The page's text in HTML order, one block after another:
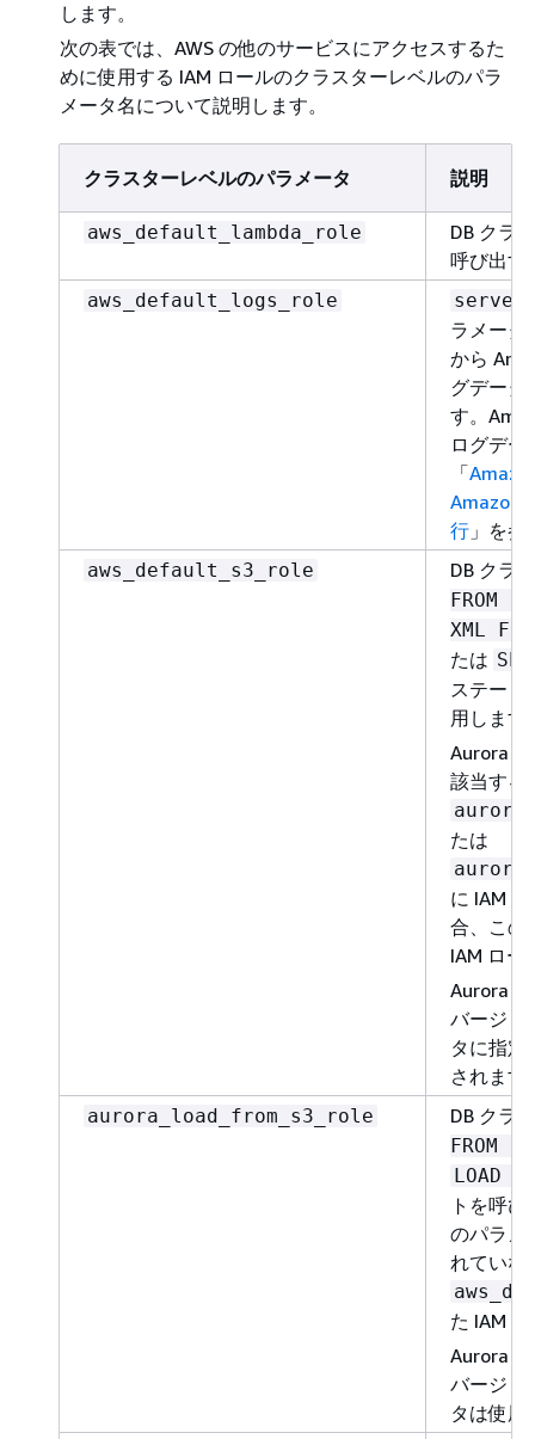
します。
次の表では、AWS の他のサービスにアクセスするた
めに使用する IAM ロールのクラスターレベルのパラ
メータ名について説明します。
クラスターレベルのパラメータ 説明
aws_default_lambda_role
DB クラ
呼び出す
aws_default_logs_role
ラメータ
から
グデータ
す。
ログデー
「
Amazon
行 」を
aws_default_s3_role DB クラ
FROM S3
XML
たは
ステート
用します
Aurora
該当する
たは
に IAM
合、この
IAM ロー
Aurora
バージョ
タに指定
されます
aurora_load_from_s3_role DB クラ
FROM S3
LOAD
トを呼
のパラメ
れていな
た IAM
Aurora
バージョ
タは使用